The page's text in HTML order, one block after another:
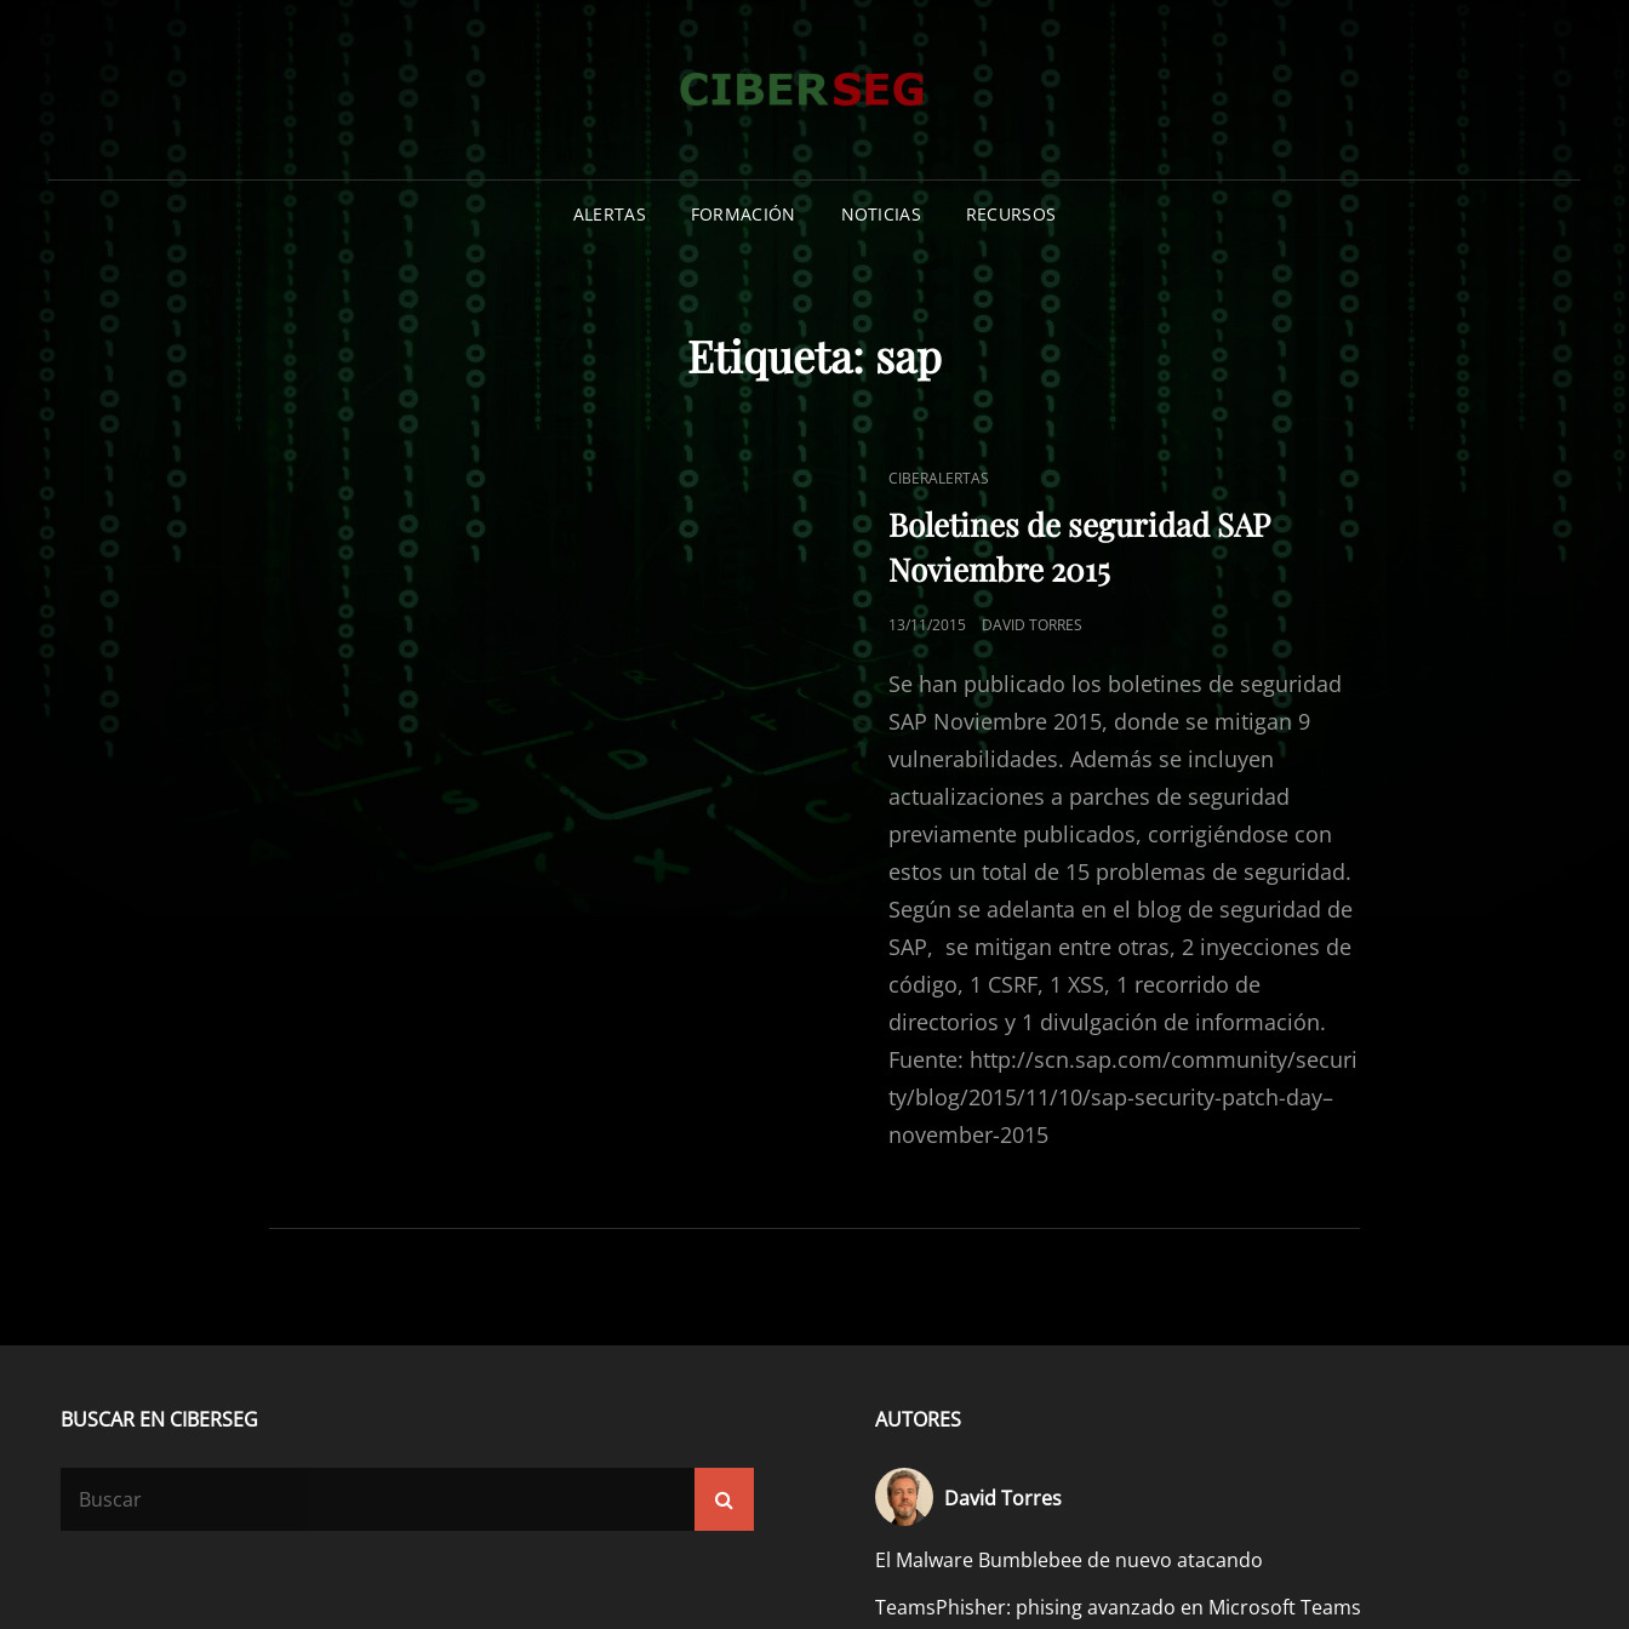
CIBERSEG
NOTICIAS, ALERTAS, FORMACIÓN Y RECURSOS DE
CIBERSEGURIDAD. CIBERSEG , LA SEGURIDAD DE LA
INFORMACIÓN ES ASUNTO DE TODOS. ESPAÑA –
ISLAS CANARIAS.
ALERTAS FORMACIÓN NOTICIAS RECURSOS
Etiqueta: sap
ENLACES
DE
CATEGORÍAS
CIBERALERTAS
Boletines de seguridad SAP
Noviembre 2015
PUBLICADO
13/11/2015 DAVID TORRES
Se han publicado los boletines de seguridad
SAP Noviembre 2015, donde se mitigan 9
vulnerabilidades. Además se incluyen
actualizaciones a parches de seguridad
previamente publicados, corrigiéndose con
estos un total de 15 problemas de seguridad.
Según se adelanta en el blog de seguridad de
SAP, se mitigan entre otras, 2 inyecciones de
código, 1 CSRF, 1 XSS, 1 recorrido de
directorios y 1 divulgación de información.
Fuente: http://scn.sap.com/community/securi
ty/blog/2015/11/10/sap-security-patch-day–
november-2015
BUSCAR EN CIBERSEG AUTORES
David Torres
El Malware Bumblebee de nuevo atacando
TeamsPhisher: phising avanzado en Microsoft Teams